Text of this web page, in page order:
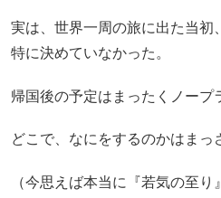
実は、世界一周の旅に出た当初
特に決めていなかった。
帰国後の予定はまったくノープ
どこで、なにをするのかはまっ
（今思えば本当に『若気の至り